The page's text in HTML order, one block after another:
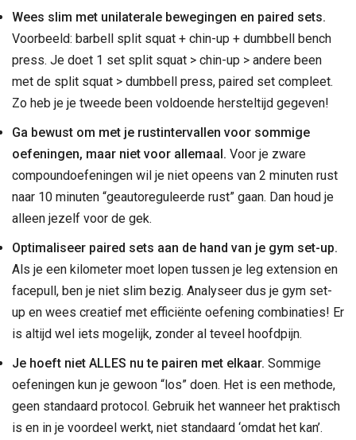
Wees slim met unilaterale bewegingen en paired sets.
Voorbeeld: barbell split squat + chin-up + dumbbell bench
press. Je doet 1 set split squat > chin-up > andere been
met de split squat > dumbbell press, paired set compleet.
Zo heb je je tweede been voldoende hersteltijd gegeven!
Ga bewust om met je rustintervallen voor sommige
oefeningen, maar niet voor allemaal. Voor je zware
compoundoefeningen wil je niet opeens van 2 minuten rust
naar 10 minuten “geautoreguleerde rust” gaan. Dan houd je
alleen jezelf voor de gek.
Optimaliseer paired sets aan de hand van je gym set-up.
Als je een kilometer moet lopen tussen je leg extension en
facepull, ben je niet slim bezig. Analyseer dus je gym set-
up en wees creatief met efficiënte oefening combinaties! Er
is altijd wel iets mogelijk, zonder al teveel hoofdpijn.
Je hoeft niet ALLES nu te pairen met elkaar. Sommige
oefeningen kun je gewoon “los” doen. Het is een methode,
geen standaard protocol. Gebruik het wanneer het praktisch
is en in je voordeel werkt, niet standaard ‘omdat het kan’.